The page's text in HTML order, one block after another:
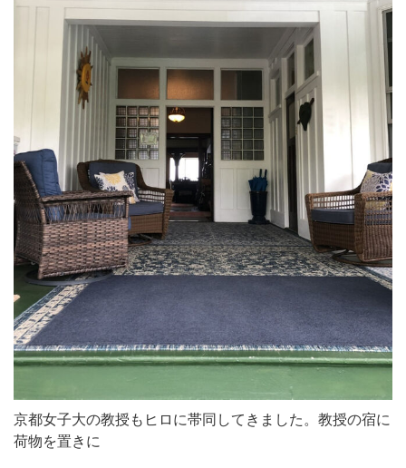
京都女子大の教授もヒロに帯同してきました。教授の宿に
荷物を置きに